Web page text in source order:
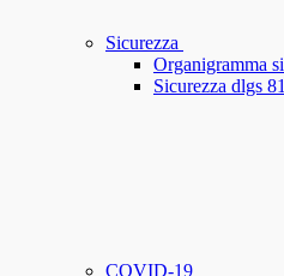
Sicurezza
Organigramma
Sicurezza dlgs
COVID-19